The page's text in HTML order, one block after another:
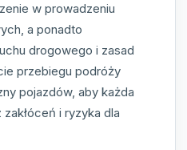
w prowadzeniu
a ponadto
drogowego i zasad
przebiegu podróży
pojazdów, aby każda
i ryzyka dla